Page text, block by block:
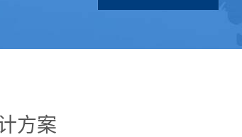
方案